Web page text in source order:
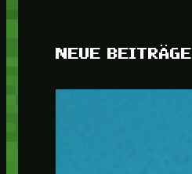
NEUE BEITRÄGE